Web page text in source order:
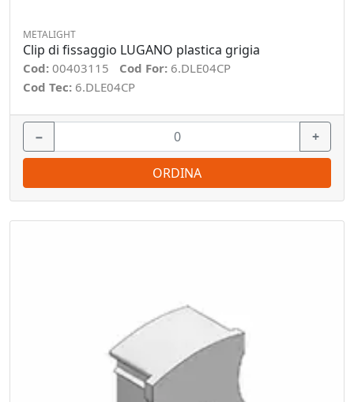
METALIGHT
Clip di fissaggio LUGANO plastica grigia
Cod: 00403115 Cod For: 6.DLE04CP
Cod Tec: 6.DLE04CP
− +
ORDINA